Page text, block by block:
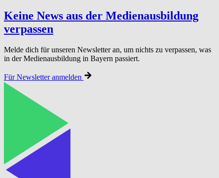
Keine News aus der Medi­en­aus­bil­dung
verpassen
Melde dich für unseren Newsletter an, um nichts zu verpassen, was
in der Medienausbildung in Bayern passiert.
Für Newsletter anmelden